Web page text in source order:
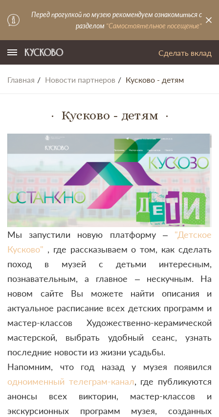
Перед прогулкой по музею рекомендуем ознакомиться с
разделом "Самостоятельное посещение"
Сделать вклад
Главная Новости партнеров Кусково - детям
Кусково - детям
Мы запустили новую платформу – "Детское
Кусково" , где рассказываем о том, как сделать
поход в музей с детьми интересным,
познавательным, а главное – нескучным. На
новом сайте Вы можете найти описания и
актуальное расписание всех детских программ и
мастер-классов Художественно-керамической
мастерской, выбрать удобный сеанс, узнать
последние новости из жизни усадьбы.
Напомним, что год назад у музея появился
одноименный телеграм-канал, где публикуются
анонсы всех викторин, мастер-классов и
экскурсионных программ музея, созданных